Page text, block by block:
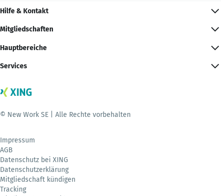
Hilfe & Kontakt
Mitgliedschaften
Hauptbereiche
Services
© New Work SE | Alle Rechte vorbehalten
Impressum
AGB
Datenschutz bei XING
Datenschutzerklärung
Mitgliedschaft kündigen
Tracking